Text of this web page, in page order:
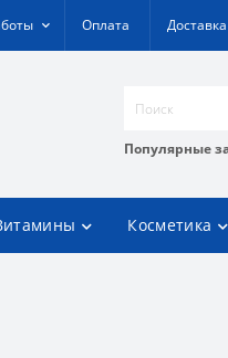
Оплата Доставка
Популярные
Косметика